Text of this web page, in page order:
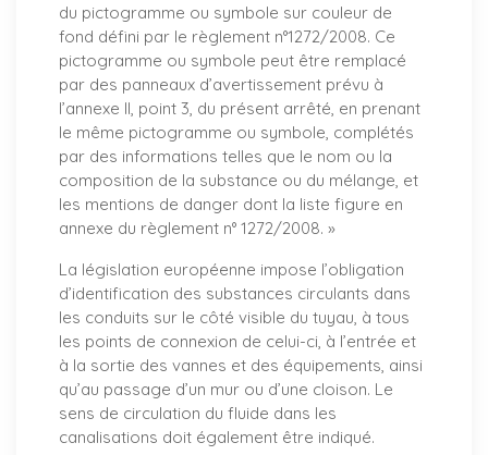
du pictogramme ou symbole sur couleur de
fond défini par le règlement n°1272/2008. Ce
pictogramme ou symbole peut être remplacé
par des panneaux d’avertissement prévu à
l’annexe II, point 3, du présent arrêté, en prenant
le même pictogramme ou symbole, complétés
par des informations telles que le nom ou la
composition de la substance ou du mélange, et
les mentions de danger dont la liste figure en
annexe du règlement n° 1272/2008. »
La législation européenne impose l’obligation
d’identification des substances circulants dans
les conduits sur le côté visible du tuyau, à tous
les points de connexion de celui-ci, à l’entrée et
à la sortie des vannes et des équipements, ainsi
qu’au passage d’un mur ou d’une cloison. Le
sens de circulation du fluide dans les
canalisations doit également être indiqué.